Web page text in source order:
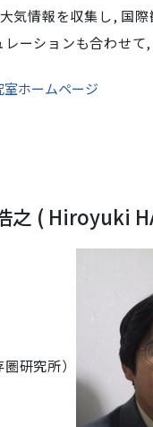
気情報を収集し, 国
レーションも合わせ
室ホームページ
之 ( Hiroyuki
研究所）